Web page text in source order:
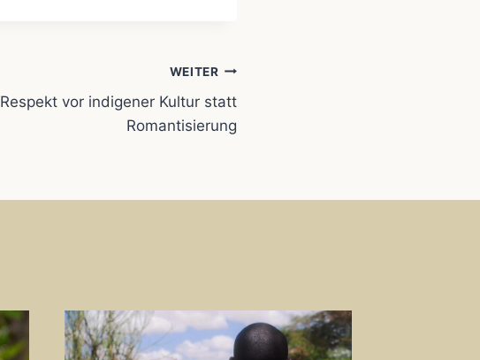
WEITER
Respekt vor indigener Kultur statt
Romantisierung